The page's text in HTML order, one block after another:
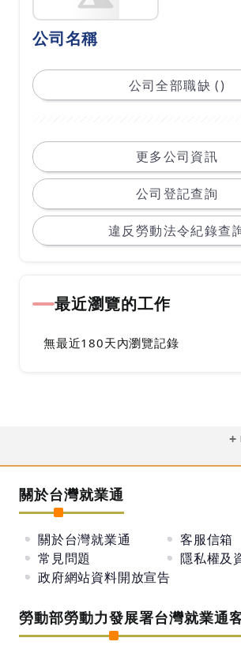
公司名稱
公司全部職缺 ()
更多公司資訊
公司登記查詢
違反勞動法令紀錄查
最近瀏覽的工作
無最近180天內瀏覽記錄
關於台灣就業通
關於台灣就業通
客服信箱
常見問題
隱私權及
政府網站資料開放宣告
勞動部勞動力發展署台灣就業通